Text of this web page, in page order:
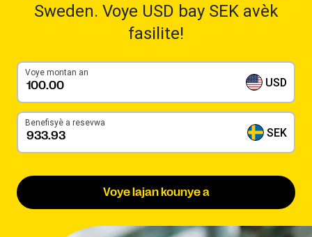
Sweden. Voye USD bay SEK avèk
fasilite!
Voye montan an
USD
Benefisyè a resevwa
SEK
Voye lajan kounye a